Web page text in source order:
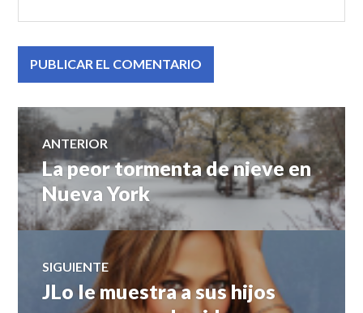
Navegación
de
entradas
ANTERIOR
Entrada
anterior:
La peor tormenta de nieve en
Nueva York
SIGUIENTE
Entrada
siguiente:
JLo le muestra a sus hijos